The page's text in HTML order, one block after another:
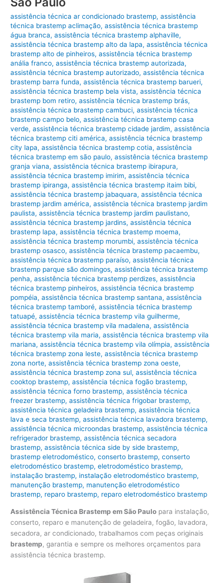
assistência técnica ar condicionado brastemp,assistência
técnica brastemp aclimação,assistência técnica brastemp
água branca,assistência técnica brastemp alphaville,
assistência técnica brastemp alto da lapa,assistência técnica
brastemp alto de pinheiros,assistência técnica brastemp
anália franco,assistência técnica brastemp autorizada,
assistência técnica brastemp autorizado,assistência técnica
brastemp barra funda,assistência técnica brastemp barueri,
assistência técnica brastemp bela vista,assistência técnica
brastemp bom retiro,assistência técnica brastemp brás,
assistência técnica brastemp cambuci,assistência técnica
brastemp campo belo,assistência técnica brastemp casa
verde,assistência técnica brastemp cidade jardim,assistência
técnica brastemp citi américa,assistência técnica brastemp
city lapa,assistência técnica brastemp cotia,assistência
técnica brastemp em são paulo,assistência técnica brastemp
granja viana,assistência técnica brastemp ibirapura,
assistência técnica brastemp imirim,assistência técnica
brastemp ipiranga,assistência técnica brastemp itaim bibi,
assistência técnica brastemp jabaquara,assistência técnica
brastemp jardim américa,assistência técnica brastemp jardim
paulista,assistência técnica brastemp jardim paulistano,
assistência técnica brastemp jardins,assistência técnica
brastemp lapa,assistência técnica brastemp moema,
assistência técnica brastemp morumbi,assistência técnica
brastemp osasco,assistência técnica brastemp pacaembu,
assistência técnica brastemp paraíso,assistência técnica
brastemp parque são domingos,assistência técnica brastemp
penha,assistência técnica brastemp perdizes,assistência
técnica brastemp pinheiros,assistência técnica brastemp
pompéia,assistência técnica brastemp santana,assistência
técnica brastemp tamboré,assistência técnica brastemp
tatuapé,assistência técnica brastemp vila guilherme,
assistência técnica brastemp vila madalena,assistência
técnica brastemp vila maria,assistência técnica brastemp vila
mariana,assistência técnica brastemp vila olímpia,assistência
técnica brastemp zona leste,assistência técnica brastemp
zona norte,assistência técnica brastemp zona oeste,
assistência técnica brastemp zona sul,assistência técnica
cooktop brastemp,assistência técnica fogão brastemp,
assistência técnica forno brastemp,assistência técnica
freezer brastemp,assistência técnica frigobar brastemp,
assistência técnica geladeira brastemp,assistência técnica
lava e seca brastemp,assistência técnica lavadora brastemp,
assistência técnica microondas brastemp,assistência técnica
refrigerador brastemp,assistência técnica secadora
brastemp,assistência técnica side by side brastemp,
brastemp eletrodoméstico,conserto brastemp,conserto
eletrodoméstico brastemp,eletrodoméstico brastemp,
instalação brastemp, instalação eletrodoméstico brastemp,
manutenção brastemp, manutenção eletrodoméstico
brastemp, reparo brastemp, reparo eletrodoméstico brastemp
Assistência Técnica Brastemp em São Paulo para instalação,
conserto, reparo e manutenção de geladeira, fogão, lavadora,
secadora, ar condicionado, trabalhamos com peças originais
brastemp, garantia e sempre os melhores orçamentos para
assistência técnica brastemp.